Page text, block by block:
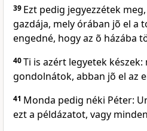
39 Ezt pedig jegyezzétek
gazdája, mely órában jõ el a
engedné, hogy az õ házába
40Ti is azért legyetek
gondolnátok, abban jõ el az
41 Monda pedig néki Péter:
ezt a példázatot, vagy